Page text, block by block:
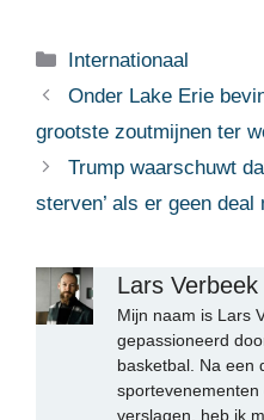
Categorieën
Internationaal
Onder Lake Erie
grootste zoutmijnen ter
Trump waarschuwt
sterven’ als er geen
Lars Verbeek
Mijn naam is Lars
gepassioneerd
basketbal. Na een
verslagen, heb ik